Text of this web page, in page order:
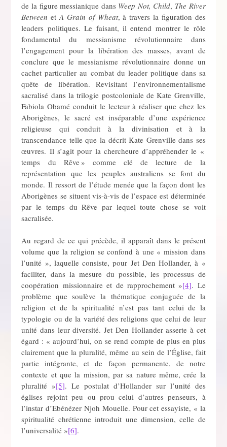
de la figure messianique dans Weep Not, Child, The River
Between etA Grain of Wheat, à travers la figuration des
leaders politiques. Le faisant, il entend montrer le rôle
fondamental du messianisme révolutionnaire dans
l’engagement pour la libération des masses, avant de
conclure que le messianisme révolutionnaire donne un
cachet particulier au combat du leader politique dans sa
quête de libération. Revisitant l’environnementalisme
sacralisé dans la trilogie postcoloniale de Kate Grenville,
Fabiola Obamé conduit le lecteur à réaliser que chez les
Aborigènes, le sacré est inséparable d’une expérience
religieuse qui conduit à la divinisation et à la
transcendance telle que la décrit Kate Grenville dans ses
œuvres. Il s’agit pour la chercheure d’appréhender le «
temps du Rêve » comme clé de lecture de la
représentation que les peuples australiens se font du
monde. Il ressort de l’étude menée que la façon dont les
Aborigènes se situent vis-à-vis de l’espace est déterminée
par le temps du Rêve par lequel toute chose se voit
sacralisée.
Au regard de ce qui précède, il apparaît dans le présent
volume que la religion se confond à une « mission dans
l’unité », laquelle consiste, pour Jet Den Hollander, à «
faciliter, dans la mesure du possible, les processus de
coopération missionnaire et de rapprochement »[4]. Le
problème que soulève la thématique conjuguée de la
religion et de la spiritualité n’est pas tant celui de la
typologie ou de la variété des religions que celui de leur
unité dans leur diversité. Jet Den Hollander asserte à cet
égard : « aujourd’hui, on se rend compte de plus en plus
clairement que la pluralité, même au sein de l’Église, fait
partie intégrante, et de façon permanente, de notre
contexte et que la mission, par sa nature même, crée la
pluralité »[5]. Le postulat d’Hollander sur l’unité des
églises rejoint peu ou prou celui d’autres penseurs, à
l’instar d’Ebénézer Njoh Mouelle. Pour cet essayiste, « la
spiritualité chrétienne introduit une dimension, celle de
l’universalité »[6].